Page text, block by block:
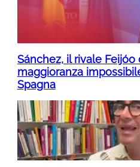
Sánchez, il rivale Feijóo
maggioranza
Spagna